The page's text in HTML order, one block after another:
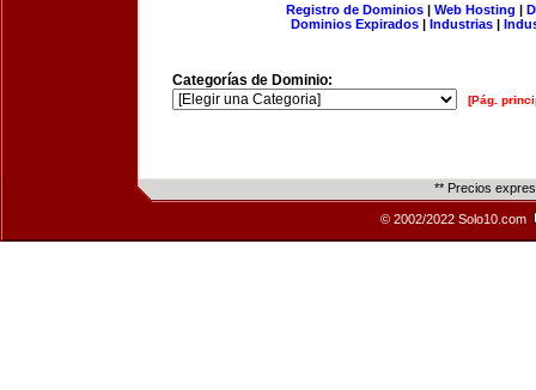
Registro de Dominios| Web Hosting |
Dominios Expirados | Industrias |
Categorías de Dominio:
[Pág.
** Precios
© 2002/2022 Solo10.com